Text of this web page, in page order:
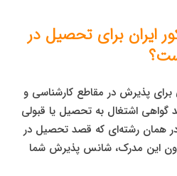
ایران برای تحصیل در
برای پذیرش در مقاطع کارشناسی و
گواهی اشتغال به تحصیل یا قبولی
در همان رشته‌ای که قصد تحصیل در
بدون این مدرک، شانس پذیرش شما